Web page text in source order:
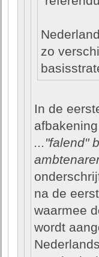
zo
In de
..."falend"
na de
waarmee
wordt